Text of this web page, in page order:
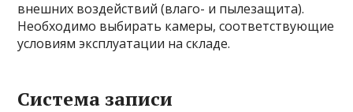
внешних воздействий (влаго- и пылезащита).
Необходимо выбирать камеры, соответствующие
условиям эксплуатации на складе.
Система записи